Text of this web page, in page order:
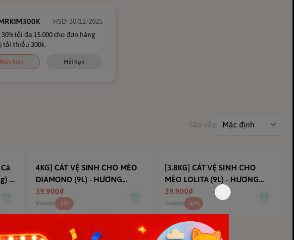
HSD: 30/12/2025
30% tối đa 15.000 cho đơn hàng
tối thiểu 300k.
Điều kiện Hết hạn
Sắp xếp
–
4KG] CÁT VỆ SINH CHO MÈO
DIAMOND (9L) - HƯƠNG
COFFEE MACCHIATO - TIẾT
KIỆM THỜI GIAN DỌN DẸP
CHO MÈO
39.900₫
83.000₫ -52%
[3.8KG] CÁT VỆ SINH CHO
MÈO LOLITA (9L) - HƯƠNG
KẸO BUMBLE GUM - KHÔNG
BẾT ĐÁY - KHỬ MÙI TỐT
39.900₫
74.000₫ -47%